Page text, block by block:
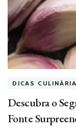
DICAS
Descubra o
Fonte